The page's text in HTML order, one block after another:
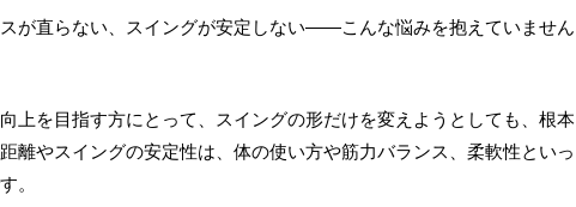
が直らない、スイングが安定しない――こんな悩みを抱えていません
上を目指す方にとって、スイングの形だけを変えようとしても、根本
離やスイングの安定性は、体の使い方や筋力バランス、柔軟性といっ
。